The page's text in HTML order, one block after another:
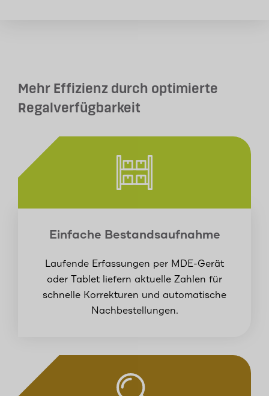
Mehr Effizienz durch optimierte
Regalverfügbarkeit
Einfache Bestandsaufnahme
Laufende Erfassungen per MDE-Gerät
oder Tablet liefern aktuelle Zahlen für
schnelle Korrekturen und automatische
Nachbestellungen.